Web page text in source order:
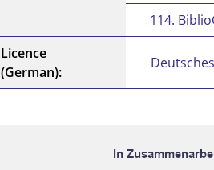
114.
Licence
(German):